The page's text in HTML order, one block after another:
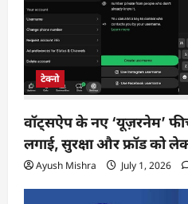
टेक्नो
वॉट्सऐप के नए ‘यूज़रनेम’
लगाई, सुरक्षा और फ्रॉड को
Ayush Mishra July 1, 2026